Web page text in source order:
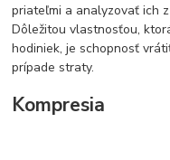
priateľmi a analyzovať ich
Dôležitou vlastnosťou,
hodiniek, je schopnosť
prípade straty.
Kompresia